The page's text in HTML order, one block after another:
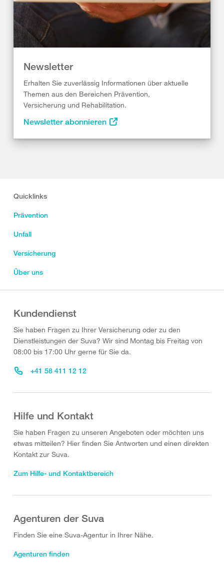
Newsletter
Erhalten Sie zuverlässig Informationen über aktuelle
Themen aus den Bereichen Prävention,
Versicherung und Rehabilitation.
Newsletter abonnieren
Quicklinks
Prävention
Unfall
Versicherung
Über uns
Kundendienst
Sie haben Fragen zu Ihrer Versicherung oder zu den
Dienstleistungen der Suva? Wir sind Montag bis Freitag von
08:00 bis 17:00 Uhr gerne für Sie da.
+41 58 411 12 12
Hilfe und Kontakt
Sie haben Fragen zu unseren Angeboten oder möchten uns
etwas mitteilen? Hier finden Sie Antworten und einen direkten
Kontakt zur Suva.
Zum Hilfe- und Kontaktbereich
Agenturen der Suva
Finden Sie eine Suva-Agentur in Ihrer Nähe.
Agenturen finden